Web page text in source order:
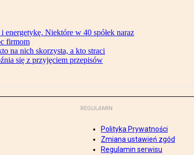
Niektóre w 40 spółek naraz
firmom
na nich skorzysta, a kto straci
się z przyjęciem przepisów
REGULAMIN
Polityka Prywatności
Zmiana ustawień zgód
Regulamin serwisu